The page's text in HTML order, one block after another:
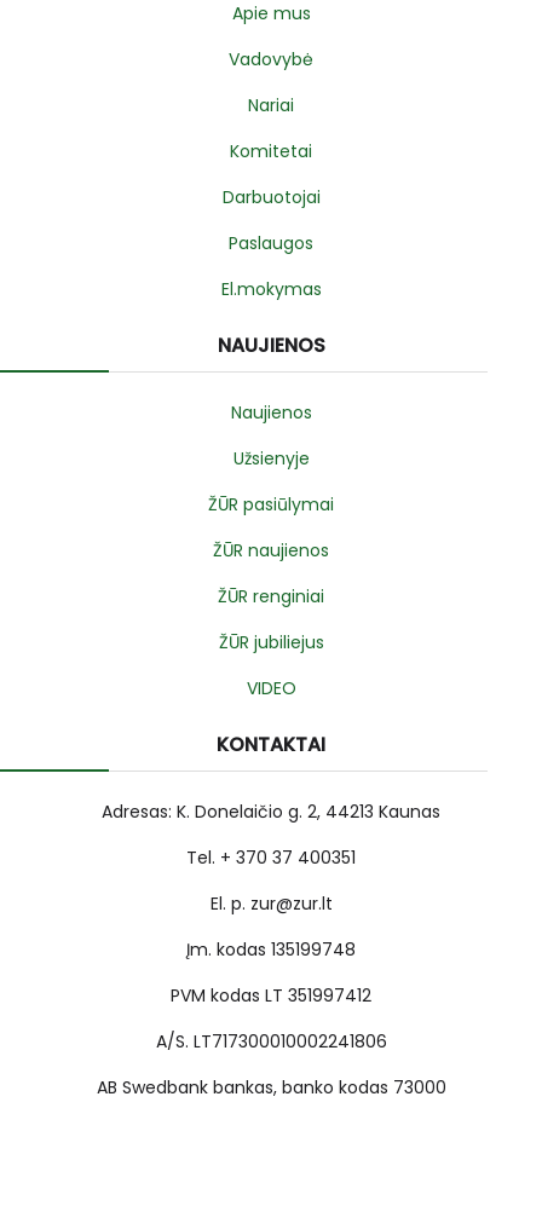
Apie mus
Vadovybė
Nariai
Komitetai
Darbuotojai
Paslaugos
El.mokymas
NAUJIENOS
Naujienos
Užsienyje
ŽŪR pasiūlymai
ŽŪR naujienos
ŽŪR renginiai
ŽŪR jubiliejus
VIDEO
KONTAKTAI
Adresas: K. Donelaičio g. 2, 44213 Kaunas
Tel. + 370 37 400351
El. p. zur@zur.lt
Įm. kodas 135199748
PVM kodas LT 351997412
A/S. LT717300010002241806
AB Swedbank bankas, banko kodas 73000